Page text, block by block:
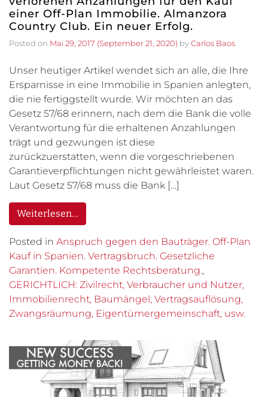
einer Off-Plan Immobilie. Almanzora
Country Club. Ein neuer Erfolg.
Posted on Mai 29, 2017 (September 21, 2020) byCarlos Baos
Unser heutiger Artikel wendet sich an alle, die Ihre
Ersparnisse in eine Immobilie in Spanien anlegten,
die nie fertiggstellt wurde. Wir möchten an das
Gesetz 57/68 erinnern, nach dem die Bank die volle
Verantwortung für die erhaltenen Anzahlungen
trägt und gezwungen ist diese
zurückzuerstatten, wenn die vorgeschriebenen
Garantieverpflichtungen nicht gewährleistet waren.
Laut Gesetz 57/68 muss die Bank […]
Weiterlesen…
Posted in Anspruch gegen den Bauträger. Off-Plan
Kauf in Spanien. Vertragsbruch. Gesetzliche
Garantien. Kompetente Rechtsberatung.,
GERICHTLICH: Zivilrecht, Verbraucher und Nutzer,
Immobilienrecht, Baumängel, Vertragsauflösung,
Zwangsräumung, Eigentümergemeinschaft, usw.